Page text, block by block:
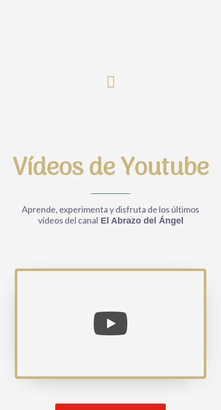
Vídeos de Youtube
Aprende, experimenta y disfruta de los últimos
vídeos del canal El Abrazo del Ángel